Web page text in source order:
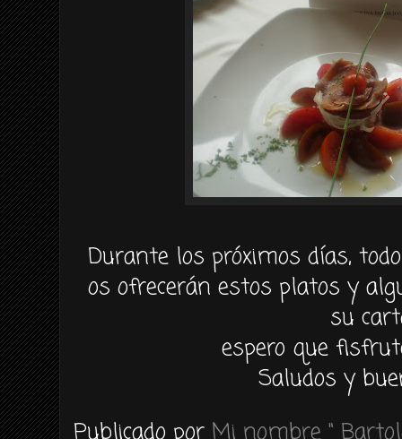
Durante los próximos días,
os ofrecerán estos platos y
su
espero que
Saludos y